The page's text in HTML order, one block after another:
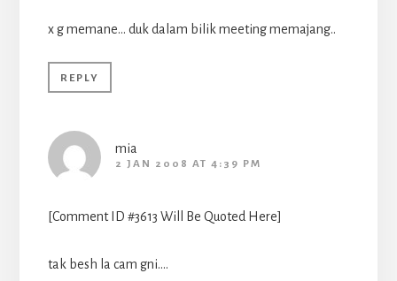
x g memane… duk dalam bilik meeting memajang..
REPLY
mia
2 JAN 2008 AT 4:39 PM
[Comment ID #3613 Will Be Quoted Here]
tak besh la cam gni….